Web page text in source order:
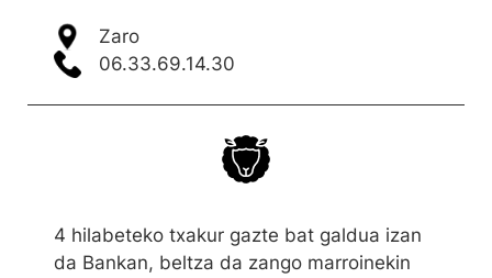
Zaro
06.33.69.14.30
4 hilabeteko txakur gazte bat galdua izan
da Bankan, beltza da zango marroinekin